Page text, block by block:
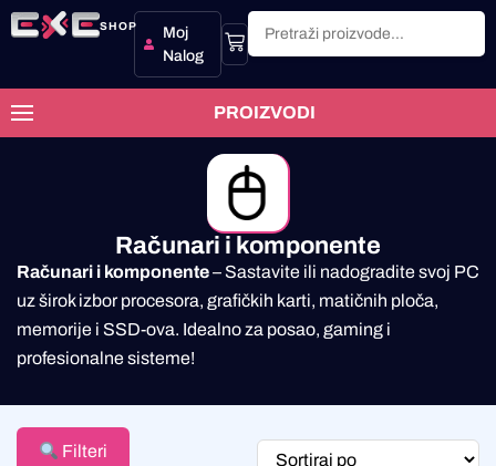
SHOP
Moj
Nalog
PROIZVODI
Računari i komponente
Računari i komponente– Sastavite ili nadogradite svoj PC
uz širok izbor procesora, grafičkih karti, matičnih ploča,
memorije i SSD-ova. Idealno za posao, gaming i
profesionalne sisteme!
Filteri